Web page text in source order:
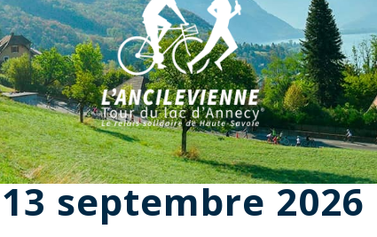
13 septembre 2026